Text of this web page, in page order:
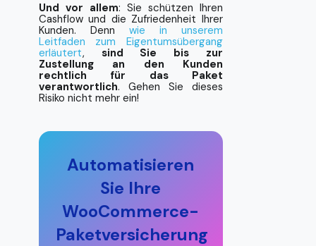
Und vor allem: Sie schützen Ihren
Cashflow und die Zufriedenheit Ihrer
Kunden. Denn wie in unserem
Leitfaden zum Eigentumsübergang
erläutert, sind Sie bis zur
Zustellung an den Kunden
rechtlich für das Paket
verantwortlich. Gehen Sie dieses
Risiko nicht mehr ein!
Automatisieren
Sie Ihre
WooCommerce-
Paketversicherung